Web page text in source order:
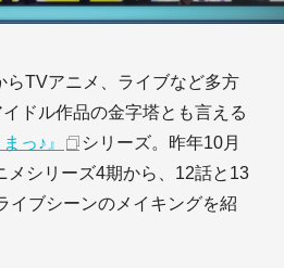
らTVアニメ、ライブなど多方
ドル作品の金字塔とも言える
っ♪』
シリーズ。昨年10月
メシリーズ4期から、12話と13
イブシーンのメイキングを紹